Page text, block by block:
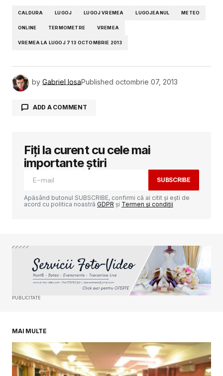
CALDURA LUGOJ LUGOJ VREMEA LUGOJEANUL METEO
ONLINE TERMOMETRE VREMEA
VREMEA LA LUGOJ 7 13 OCTOMBRIE 2013
by Gabriel IosaPublished octombrie 07, 2013
ADD A COMMENT
Adresa ta de email nu va fi publicată.
Câmpurile obligatorii sunt marcate cu
Your E-mail*
SUBMIT COMMENT
Fiți la curent cu cele mai
importante știri
SUBSCRIBE
Apăsând butonul SUBSCRIBE, confirmi că ai citit și ești de
acord cu politica noastră GDPR și Termen și condiții
PUBLICITATE
MAI MULTE